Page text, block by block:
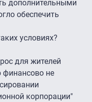
дополнительными
обеспечить
условиях?
для жителей
финансово не
корпорации"